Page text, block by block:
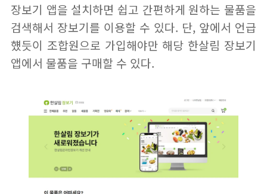
장보기 앱을 설치하면 쉽고 간편하게 원하는 물품을
검색해서 장보기를 이용할 수 있다. 단, 앞에서 언급
헀듯이 조합원으로 가입해야만 해당 한살림 장보기
앱에서 물품을 구매할 수 있다.